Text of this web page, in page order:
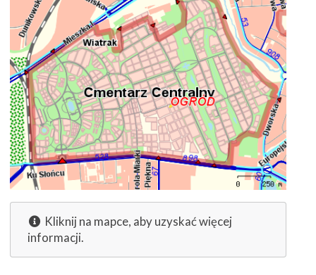
Kliknij na mapce, aby uzyskać więcej
informacji.